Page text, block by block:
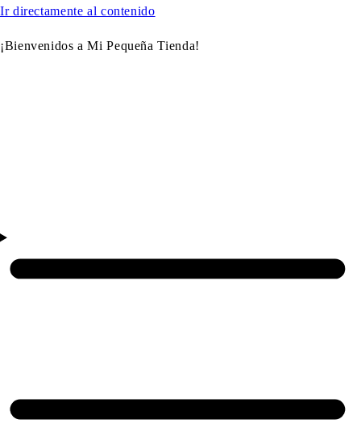
Ir directamente al contenido
¡Bienvenidos a Mi Pequeña Tienda!